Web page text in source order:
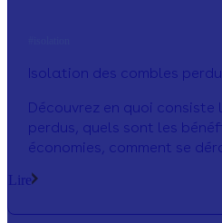
Isolation des combles
Découvrez en quoi
perdus, quels sont les
économies, comment se
Lire